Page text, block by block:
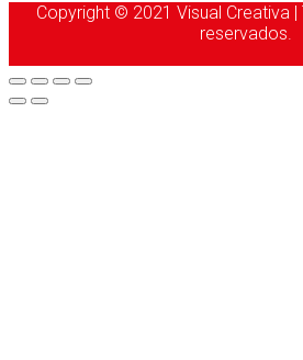
Copyright © 2021 Visual Creativa
reservados.